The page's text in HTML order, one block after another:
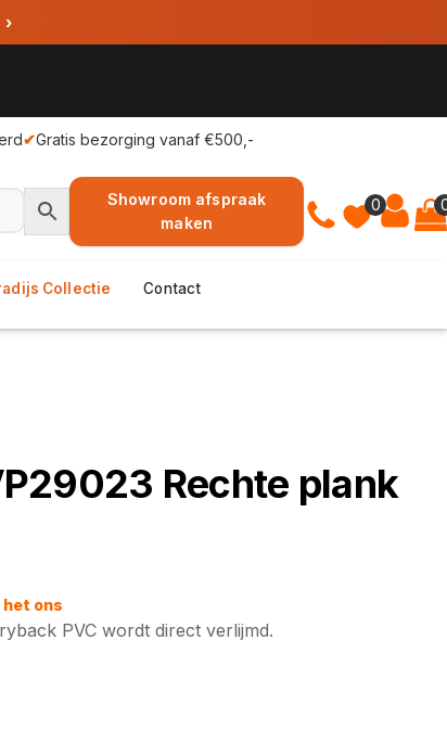
›
✔Gratis bezorging vanaf €500,-
0
Showroom afspraak
maken
Collectie Contact
Rechte plank
het ons
PVC wordt direct verlijmd.